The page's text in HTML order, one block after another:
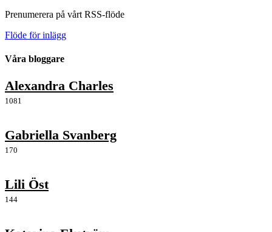
Prenumerera på vårt RSS-flöde
Flöde för inlägg
Våra bloggare
Alexandra Charles
1081
Gabriella Svanberg
170
Lili Öst
144